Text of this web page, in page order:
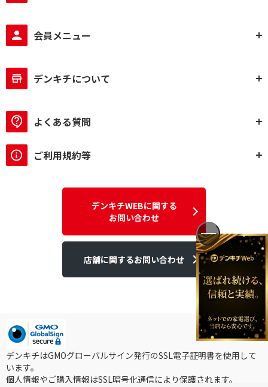
会員メニュー
デンキチについて
よくある質問
ご利用規約等
デンキチWEBに関する
お問い合わせ
店舗に関するお問い合わせ
デンキチはGMOグローバルサイン発行のSSL電子証明書を使用して
います。
個人情報やご購入情報はSSL暗号化通信により保護されます。